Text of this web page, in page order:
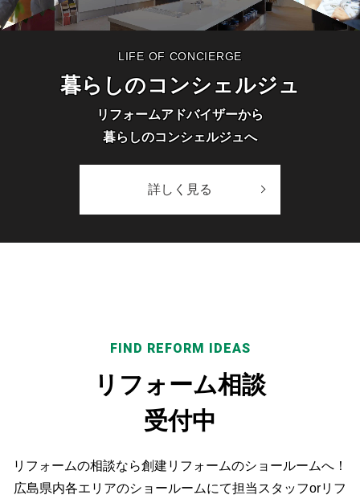
暮らしのコンシェルジュ
リフォームアドバイザーから
暮らしのコンシェルジュへ
詳しく見る
FIND REFORM IDEAS
リフォーム相談
受付中
リフォームの相談なら創建リフォームのショールームへ！
広島県内各エリアのショールームにて担当スタッフorリフ